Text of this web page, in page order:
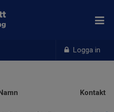
Logga in
Kontakt